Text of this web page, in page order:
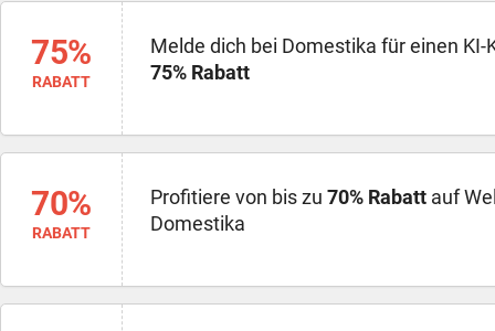
75%
RABATT
Melde dich bei Domestika für einen KI-
75% Rabatt
70%
RABATT
Profitiere von bis zu 70% Rabatt auf
Domestika